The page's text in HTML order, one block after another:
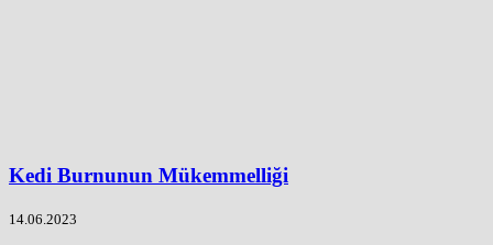
Kedi Burnunun Mükemmelliği
14.06.2023